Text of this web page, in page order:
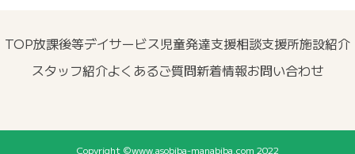
TOP放課後等デイサービス児童発達支援相談支援所施設紹介
スタッフ紹介よくあるご質問新着情報お問い合わせ
Copyright ©www.asobiba-manabiba.com 2022